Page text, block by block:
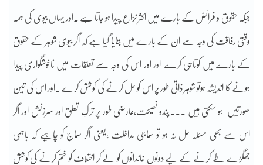
جبکہ حقوق و فرائض کے بارے میں اکثر نزاع پیدا ہو جاتا ہے ۔اور یہاں بیوی کی ہمہ
وقتی رفاقت کی وجہ سے ان کے بارے میں بتایا گیا ہے کہ اگر بیوی شوہر کے حقوق
کے بارے میں کوتاہی کرے اور اور اس کی وجہ سے تعلقات میں ناخوشگواری پیدا
ہونے کا اندیشہ ہوتو شوہر ذاتی طور پر اس کو حل کرنے کی کوشش کرے ۔اور اس کی تین
صورتیں ہو سکتی ہیں ۔۔۔پندو نصیحت،عارضی طور پر ترکِ تعلق اور سرزنش اور اگر
اس سے بھی مسئلہ حل نہ ہو تو سماجی مداخلت ،یعنی اگر سماج کو چاہیے کہ باہمی
جھگڑے طے کرنے کے لیے دونوں خاندانوں کو لے کر اختلاف کو ختم کرنے کی کوشش